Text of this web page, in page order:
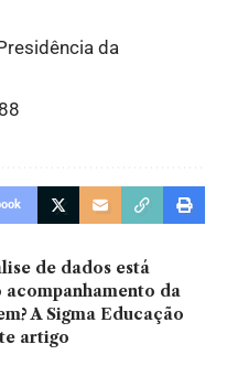
da
de dados está
da
A Sigma Educação
artigo